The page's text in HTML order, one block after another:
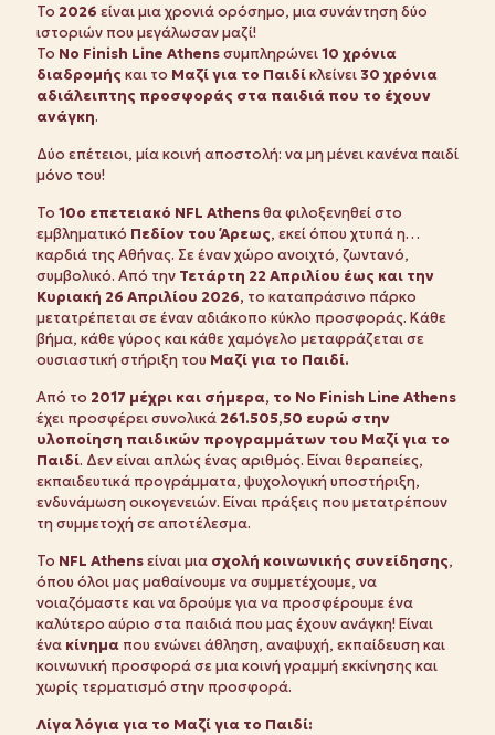
Το 2026 είναι μια χρονιά ορόσημο, μια συνάντηση δύο
ιστοριών που μεγάλωσαν μαζί!
Το No Finish Line Athensσυμπληρώνει10 χρόνια
διαδρομής και το Μαζί για το Παιδίκλείνει 30 χρόνια
αδιάλειπτης προσφοράς στα παιδιά που το έχουν
ανάγκη.
Δύο επέτειοι, μία κοινή αποστολή: να μη μένει κανένα παιδί
μόνο του!
Το 10ο επετειακό NFL Athensθα φιλοξενηθεί στο
εμβληματικό Πεδίον του Άρεως, εκεί όπου χτυπά η…
καρδιά της Αθήνας. Σε έναν χώρο ανοιχτό, ζωντανό,
συμβολικό. Από την Τετάρτη 22 Απριλίου έως και την
Κυριακή 26 Απριλίου 2026, το καταπράσινο πάρκο
μετατρέπεται σε έναν αδιάκοπο κύκλο προσφοράς. Κάθε
βήμα, κάθε γύρος και κάθε χαμόγελο μεταφράζεται σε
ουσιαστική στήριξη του Μαζί για το Παιδί.
Από το 2017 μέχρι και σήμερα, το No Finish Line Athens
έχει προσφέρει συνολικά 261.505,50 ευρώ στην
υλοποίηση παιδικών προγραμμάτων του Μαζί για το
Παιδί. Δεν είναι απλώς ένας αριθμός. Είναι θεραπείες,
εκπαιδευτικά προγράμματα, ψυχολογική υποστήριξη,
ενδυνάμωση οικογενειών. Είναι πράξεις που μετατρέπουν
τη συμμετοχή σε αποτέλεσμα.
Το NFL Athensείναι μια σχολή κοινωνικής συνείδησης,
όπου όλοι μας μαθαίνουμε να συμμετέχουμε, να
νοιαζόμαστε και να δρούμε για να προσφέρουμε ένα
καλύτερο αύριο στα παιδιά που μας έχουν ανάγκη! Είναι
ένα κίνημα που ενώνει άθληση, αναψυχή, εκπαίδευση και
κοινωνική προσφορά σε μια κοινή γραμμή εκκίνησης και
χωρίς τερματισμό στην προσφορά.
Λίγα λόγια για το Μαζί για το Παιδί: